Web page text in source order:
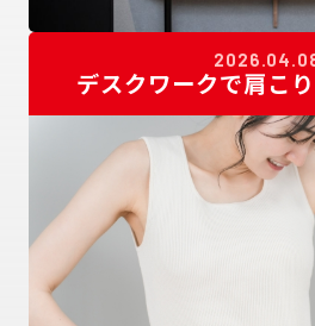
デスクワークで肩こ